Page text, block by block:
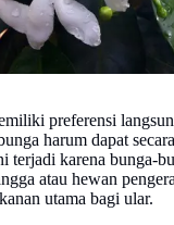
preferensi
harum dapat
terjadi karena bunga-
atau hewan
utama bagi ular.